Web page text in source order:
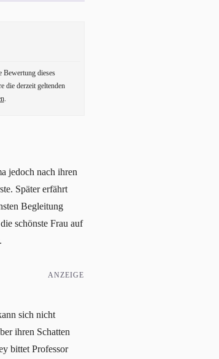
Bewertung dieses
die derzeit geltenden
.
jedoch nach ihren
Später erfährt
Begleitung
schönste Frau auf
ANZEIGE
sich nicht
ihren Schatten
bittet Professor